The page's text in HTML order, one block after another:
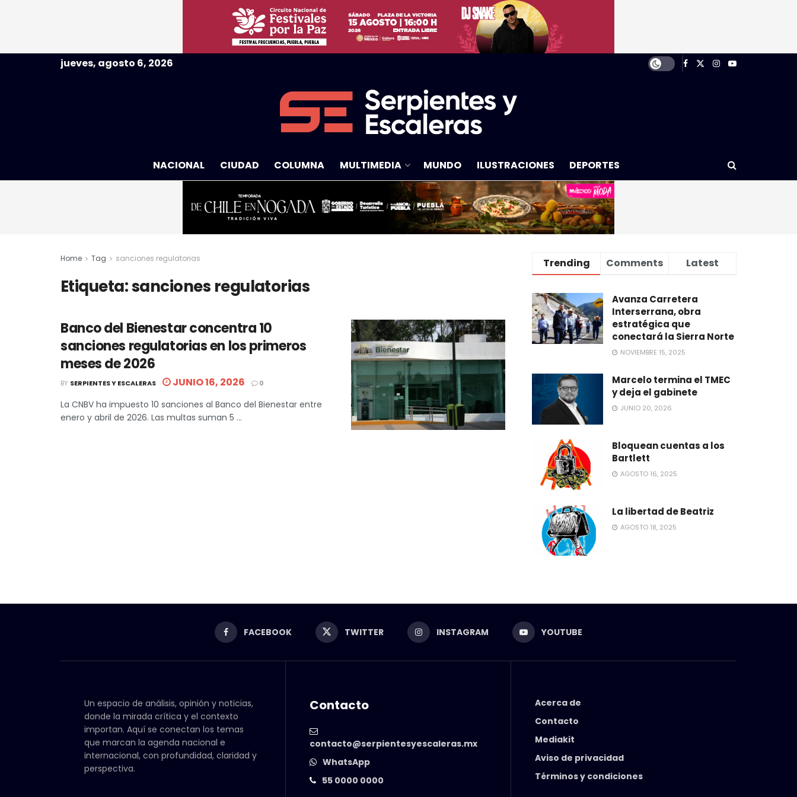
jueves, agosto 6, 2026
NACIONAL CIUDAD COLUMNA MULTIMEDIA MUNDO ILUSTRACIONES DEPORTES
Home Tag sanciones regulatorias
Etiqueta:sanciones regulatorias
Banco del Bienestar concentra 10
sanciones regulatorias en los primeros
meses de 2026
BY SERPIENTES Y ESCALERAS JUNIO 16, 2026 0
La CNBV ha impuesto 10 sanciones al Banco del Bienestar entre
enero y abril de 2026. Las multas suman 5 ...
Trending Comments Latest
Avanza Carretera
Interserrana, obra
estratégica que
conectará la Sierra Norte
NOVIEMBRE 15, 2025
Marcelo termina el TMEC
y deja el gabinete
JUNIO 20, 2026
Bloquean cuentas a los
Bartlett
AGOSTO 16, 2025
La libertad de Beatriz
AGOSTO 18, 2025
FACEBOOK TWITTER INSTAGRAM YOUTUBE
Un espacio de análisis, opinión y noticias,
donde la mirada crítica y el contexto
importan. Aquí se conectan los temas
que marcan la agenda nacional e
internacional, con profundidad, claridad y
perspectiva.
Contacto
contacto@serpientesyescaleras.mx
WhatsApp
55 0000 0000
Acerca de
Contacto
Mediakit
Aviso de privacidad
Términos y condiciones